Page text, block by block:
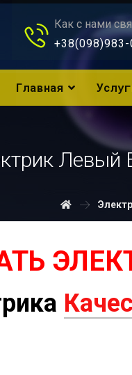
Как с нами
Главная
Левый